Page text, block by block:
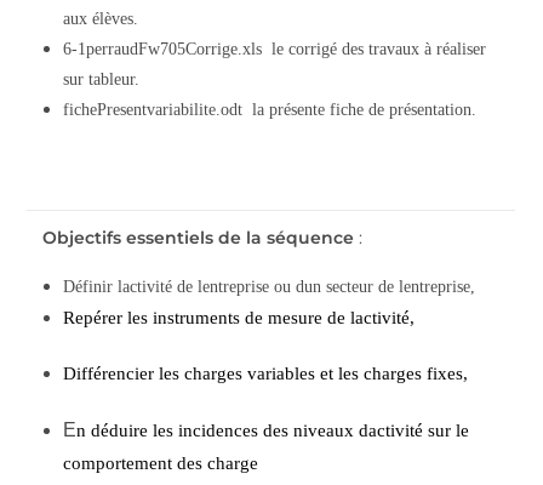
aux élèves.
6-1perraudFw705Corrige.xls  le corrigé des travaux à réaliser
sur tableur.
fichePresentvariabilite.odt  la présente fiche de présentation.
Objectifs essentiels de la séquence :
Définir lactivité de lentreprise ou dun secteur de lentreprise,
Repérer les instruments de mesure de lactivité,
Différencier les charges variables et les charges fixes,
En déduire les incidences des niveaux dactivité sur le
comportement des charge